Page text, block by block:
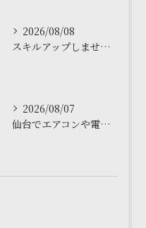
2026/08/08
スキルアップしませんか？🌟
2026/08/07
仙台でエアコンや電気工事について学ぶなら、私たちの塾がおすす...